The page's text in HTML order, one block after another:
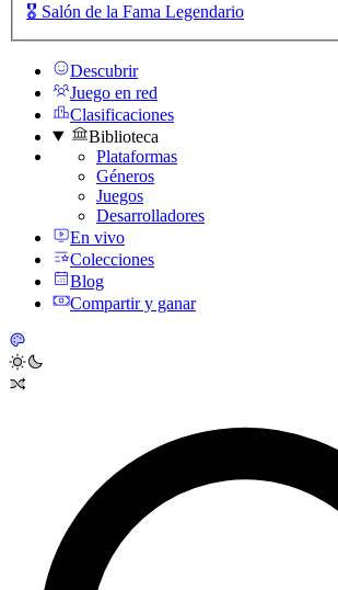
🎖️ Salón de la Fama Legendario
Descubrir
Juego en red
Clasificaciones
Biblioteca
Plataformas
Géneros
Juegos
Desarrolladores
En vivo
Colecciones
Blog
Compartir y ganar